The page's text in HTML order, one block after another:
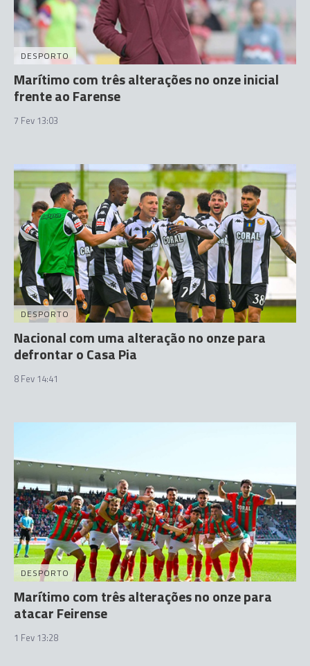
DESPORTO
Marítimo com três alterações no onze inicial
frente ao Farense
7 Fev 13:03
DESPORTO
Nacional com uma alteração no onze para
defrontar o Casa Pia
8 Fev 14:41
DESPORTO
Marítimo com três alterações no onze para
atacar Feirense
1 Fev 13:28